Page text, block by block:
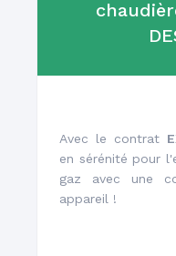
Avec le contrat
en sérénité pour
gaz avec une
appareil !